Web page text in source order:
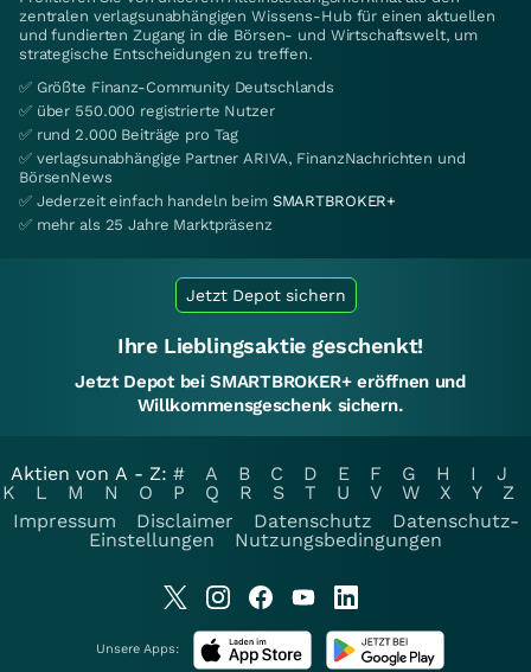
zentralen verlagsunabhängigen Wissens-Hub für einen aktuellen
und fundierten Zugang in die Börsen- und Wirtschaftswelt, um
strategische Entscheidungen zu treffen.
✅ Größte Finanz-Community Deutschlands
✅ über 550.000 registrierte Nutzer
✅ rund 2.000 Beiträge pro Tag
✅ verlagsunabhängige Partner ARIVA, FinanzNachrichten und
BörsenNews
✅ Jederzeit einfach handeln beim SMARTBROKER+
✅ mehr als 25 Jahre Marktpräsenz
Jetzt Depot sichern
Ihre Lieblingsaktie geschenkt!
Jetzt Depot bei SMARTBROKER+ eröffnen und
Willkommensgeschenk sichern.
Aktien von A - Z: # A B C D E F G H I
J
K
L M N O P Q R S T U V W X Y
Z
Impressum
Disclaimer Datenschutz
Datenschutz-
Einstellungen
Nutzungsbedingungen
Unsere Apps: